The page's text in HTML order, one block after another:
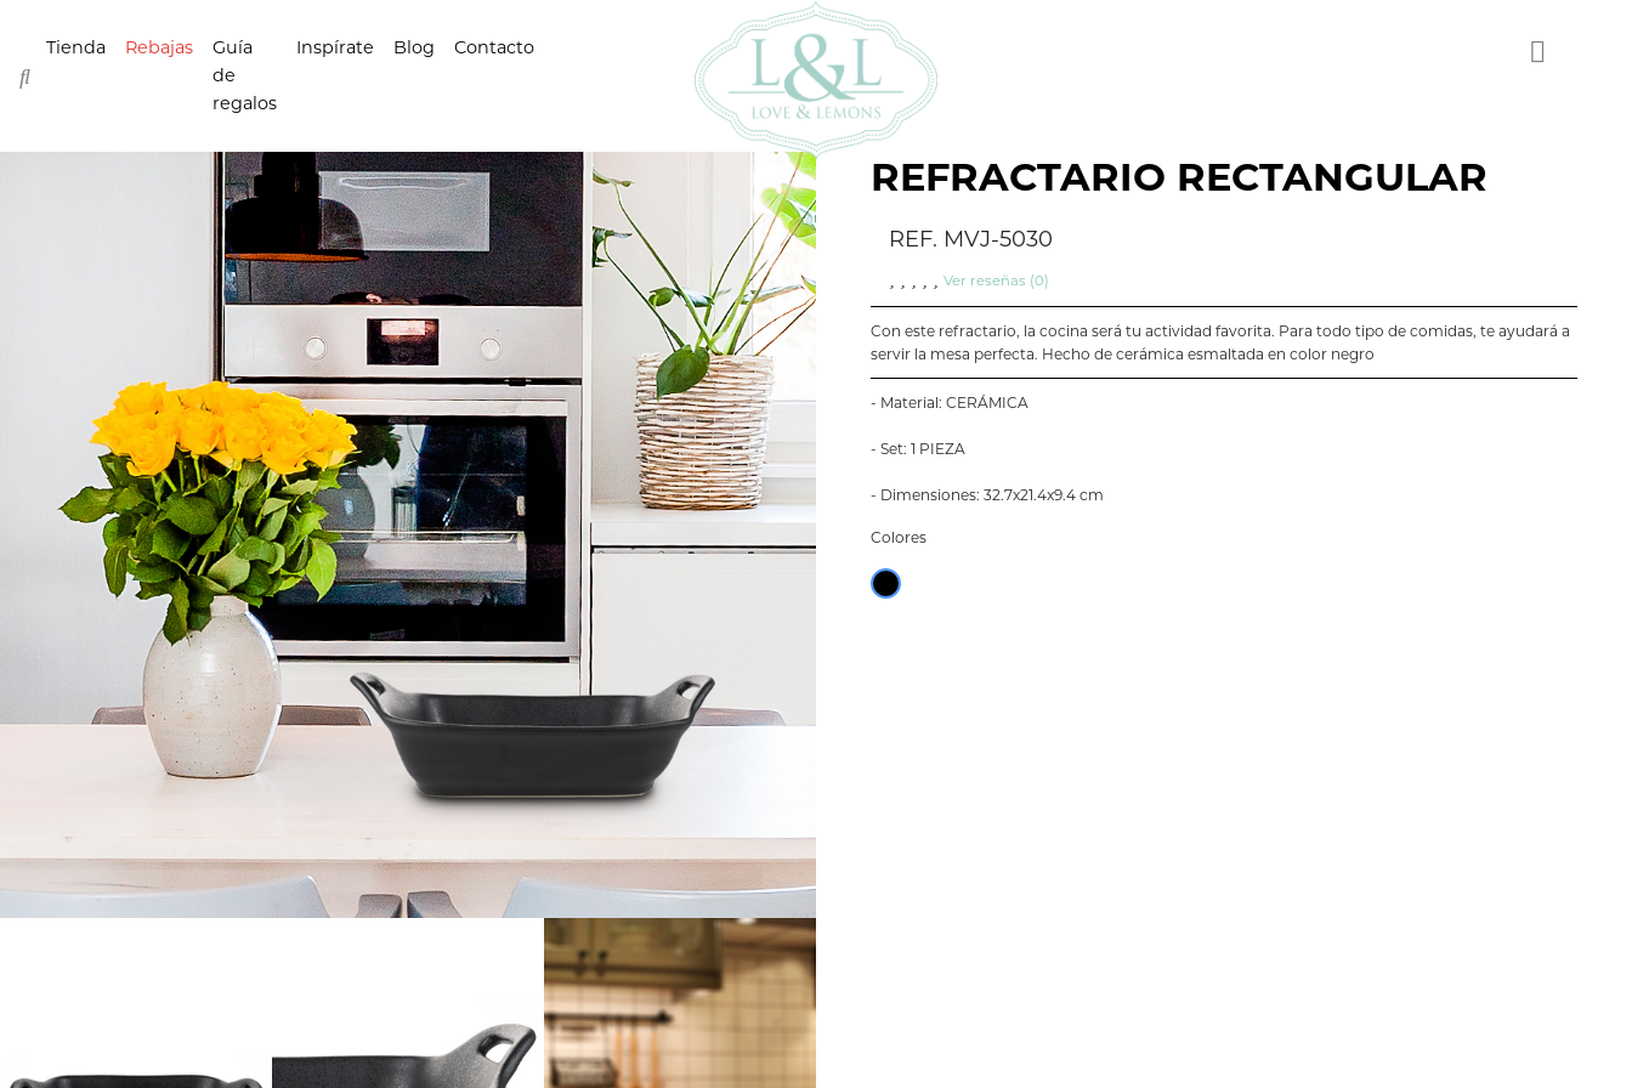
Tienda Rebajas
Guía
de
regalos
Inspírate Blog Contacto
REFRACTARIO RECTANGULAR
REF. MVJ-5030
Ver reseñas (0)
Con este refractario, la cocina será tu actividad favorita. Para todo tipo de comidas, te ayudará a
servir la mesa perfecta. Hecho de cerámica esmaltada en color negro
- Material: CERÁMICA
- Set: 1 PIEZA
- Dimensiones: 32.7x21.4x9.4 cm
Colores